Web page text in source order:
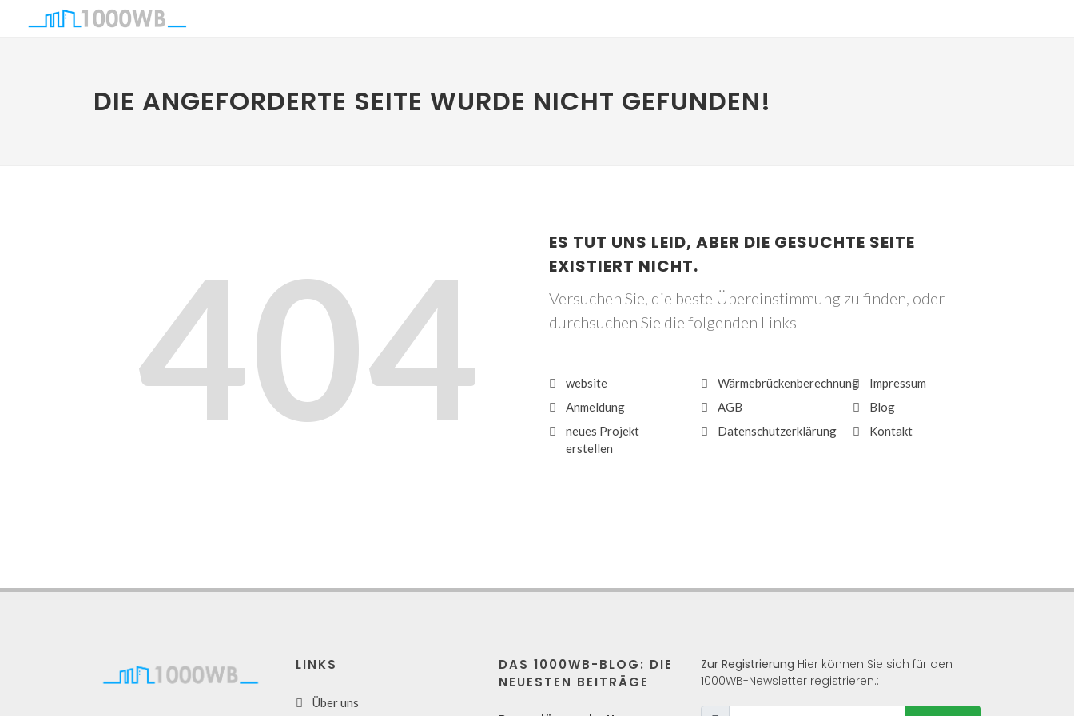
DIE ANGEFORDERTE SEITE WURDE NICHT GEFUNDEN!
404
ES TUT UNS LEID, ABER DIE GESUCHTE SEITE
EXISTIERT NICHT.
Versuchen Sie, die beste Übereinstimmung zu finden, oder
durchsuchen Sie die folgenden Links
website
Anmeldung
neues Projekt
erstellen
Wärmebrückenberechnung
AGB
Datenschutzerklärung
Impressum
Blog
Kontakt
LINKS
Über uns
DAS 1000WB-BLOG: DIE
NEUESTEN BEITRÄGE
Zur Registrierung Hier können Sie sich für den
1000WB-Newsletter registrieren.: